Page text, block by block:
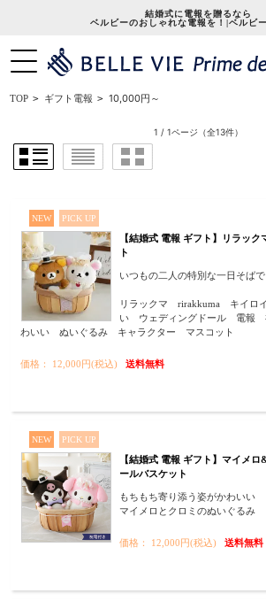
結婚式に電報を贈るなら
ベルビーのおしゃれな電報を！|ベルビ
TOP > ギフト電報 > 10,000円～
1 / 1ページ （全13件）
NEW PICK UP
【結婚式 電報 ギフト】リラッ
ト
いつもの二人の特別な一日そば
リラックマ rirakkuma キイロ
い ウェディングドール 電
わいい ぬいぐるみ キャラクター マスコット
価格： 12,000円(税込) 送料無料
NEW PICK UP
【結婚式 電報 ギフト】マイメ
ールバスケット
もちもち寄り添う姿がかわいい
マイメロとクロミのぬいぐるみ
価格： 12,000円(税込) 送料無料